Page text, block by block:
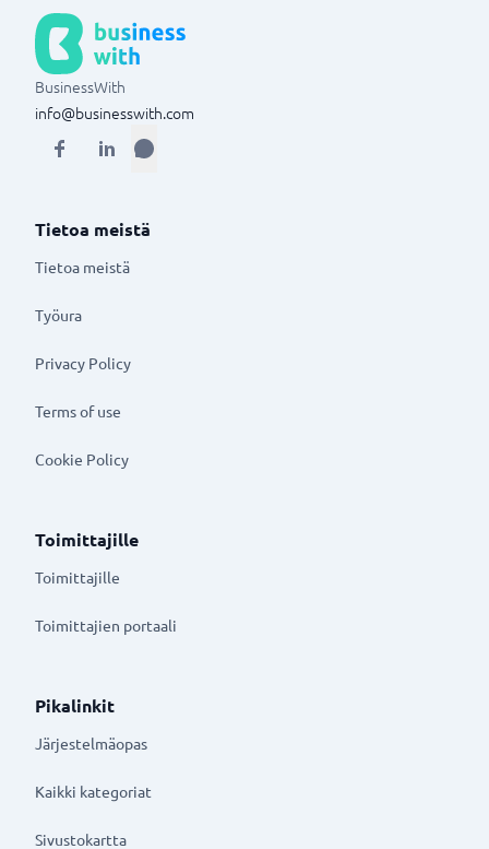
BusinessWith
info@businesswith.com
Tietoa meistä
Tietoa meistä
Työura
Privacy Policy
Terms of use
Cookie Policy
Toimittajille
Toimittajille
Toimittajien portaali
Pikalinkit
Järjestelmäopas
Kaikki kategoriat
Sivustokartta